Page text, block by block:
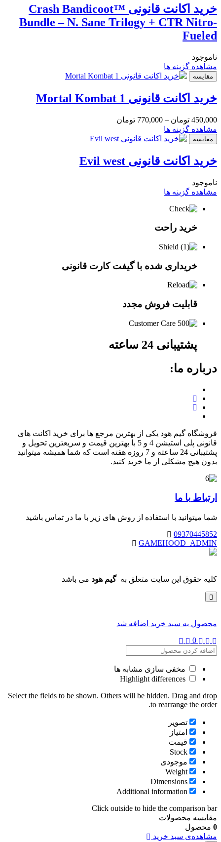
خرید اکانت قانونی Crash Bandicoot™
Bundle – N. Sane Trilogy + CTR Nitro-
Fueled
ناموجود
مشاهده گزینه ها
مقایسه
خرید اکانت قانونی Mortal Kombat 1
450,000 تومان –
770,000 تومان
مشاهده گزینه ها
مقایسه
خرید اکانت قانونی Evil west
ناموجود
مشاهده گزینه ها
خرید راحت
خریداری شده با گیفت کارت قانونی
قابلیت فروش مجدد
پشتیبانی 24 ساعته
درباره ما:
فروشگاه گیم هود یکی از بهترین مرجع ها برای خرید اکانت های
قانونی پلی استیشن 4 و 5 با بهترین قیمت و سریعترین تحویل و
پشتیبانی 24 ساعته و 7 روزه هفته است که شما همیشه میتوانید
بدون هیچ مشکلی از ما خرید کنید.
ارتباط با ما
شما میتوانید با استفاده از روش های زیر با ما در تماس باشید
09370445852
GAMEHOOD_ADMIN
کلیه حقوق این سایت متعلق بهگیم هود می باشد
محصول به سبد خرید اضافه شد
0
مخفی سازی مشابه ها
Select the fields to be shown. Others will be hidden. Drag and drop
to rearrange the order.
تصویر
امتیاز
قیمت
Stock
موجودی
Weight
Dimensions
Additional information
Click outside to hide the comparison bar
مقایسه محصولات
0 محصول
مشاهده‌ی سبد خرید